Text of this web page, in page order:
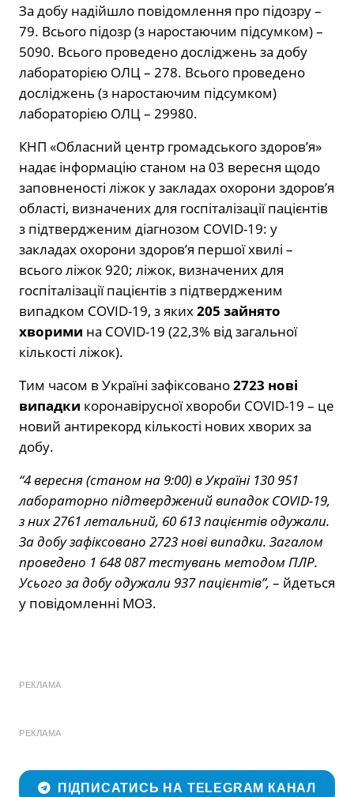
За добу надійшло повідомлення про підозру –
79. Всього підозр (з наростаючим підсумком) –
5090. Всього проведено досліджень за добу
лабораторією ОЛЦ – 278. Всього проведено
досліджень (з наростаючим підсумком)
лабораторією ОЛЦ – 29980.
КНП «Обласний центр громадського здоров’я»
надає інформацію станом на 03 вересня щодо
заповненості ліжок у закладах охорони здоров’я
області, визначених для госпіталізації пацієнтів
з підтвердженим діагнозом COVID-19: у
закладах охорони здоров’я першої хвилі –
всього ліжок 920; ліжок, визначених для
госпіталізації пацієнтів з підтвердженим
випадком COVID-19, з яких205 зайнято
хворими на COVID-19 (22,3% від загальної
кількості ліжок).
Тим часом в Україні зафіксовано2723 нові
випадки коронавірусної хвороби COVID-19 – це
новий антирекорд кількості нових хворих за
добу.
“4 вересня (станом на 9:00) в Україні 130 951
лабораторно підтверджений випадок COVID-19,
з них 2761 летальний, 60 613 пацієнтів одужали.
За добу зафіксовано 2723 нові випадки. Загалом
проведено 1 648 087 тестувань методом ПЛР.
Усього за добу одужали 937 пацієнтів”, – йдеться
у повідомленні МОЗ.
РЕКЛАМА
РЕКЛАМА
ПІДПИСАТИСЬ НА TELEGRAM КАНАЛ